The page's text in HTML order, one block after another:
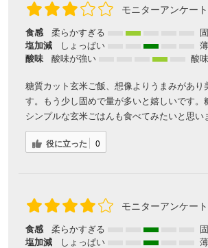
モニターアンケー
食感 柔らかすぎる
塩加減
しょっぱい
酸味
酸味が強い 酸
糖質カット玄米ご飯、想像よりうまみがあり
す。もう少し固めで量が多いと嬉しいです。
シンプルな玄米ごはんも食べてみたいと思い
役に立った 0
モニターアンケー
食感 柔らかすぎる
塩加減
しょっぱい